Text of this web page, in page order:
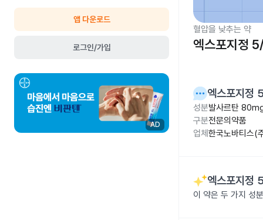
앱 다운로드
로그인/가입
AD
혈압을 낮추는 약
엑스포지정
엑스포지
성분발사르탄
구분전문의약품
업체 한국노바티스(
엑스포지
이 약은 두 가지 성